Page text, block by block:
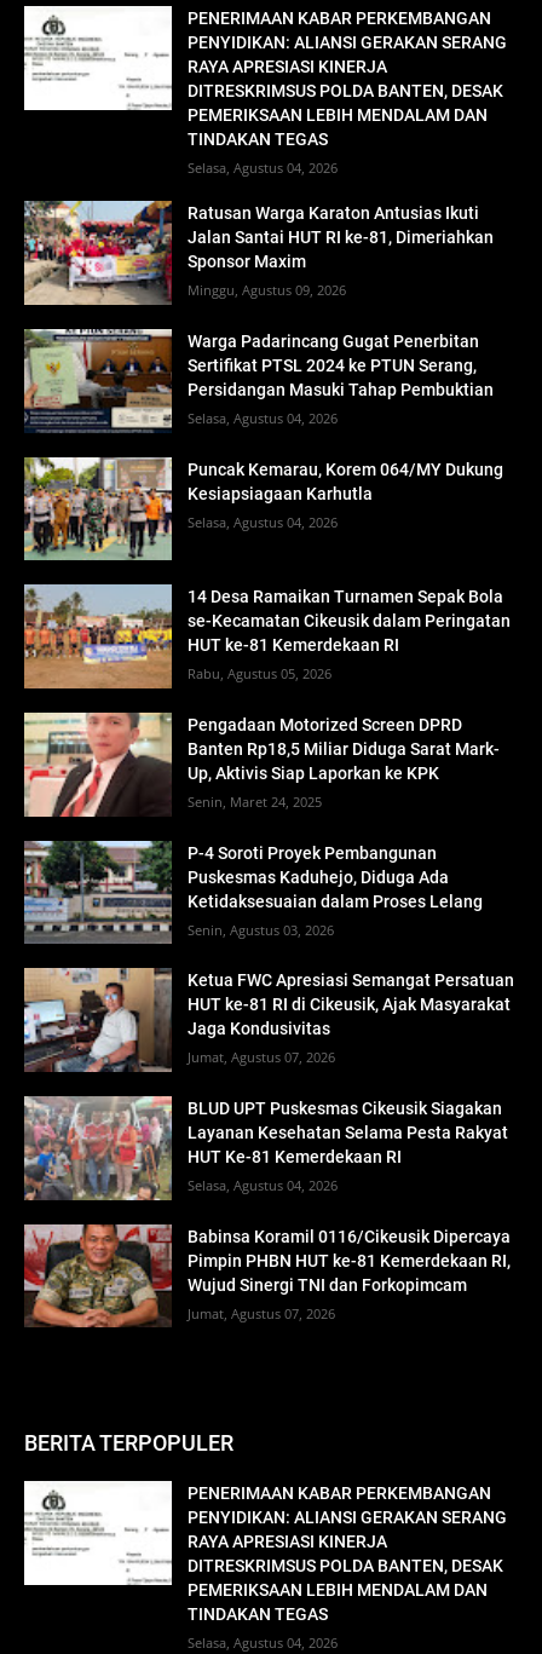
PENERIMAAN KABAR PERKEMBANGAN
PENYIDIKAN: ALIANSI GERAKAN SERANG
RAYA APRESIASI KINERJA
DITRESKRIMSUS POLDA BANTEN, DESAK
PEMERIKSAAN LEBIH MENDALAM DAN
TINDAKAN TEGAS
Selasa, Agustus 04, 2026
Ratusan Warga Karaton Antusias Ikuti
Jalan Santai HUT RI ke-81, Dimeriahkan
Sponsor Maxim
Minggu, Agustus 09, 2026
Warga Padarincang Gugat Penerbitan
Sertifikat PTSL 2024 ke PTUN Serang,
Persidangan Masuki Tahap Pembuktian
Selasa, Agustus 04, 2026
Puncak Kemarau, Korem 064/MY Dukung
Kesiapsiagaan Karhutla
Selasa, Agustus 04, 2026
14 Desa Ramaikan Turnamen Sepak Bola
se-Kecamatan Cikeusik dalam Peringatan
HUT ke-81 Kemerdekaan RI
Rabu, Agustus 05, 2026
Pengadaan Motorized Screen DPRD
Banten Rp18,5 Miliar Diduga Sarat Mark-
Up, Aktivis Siap Laporkan ke KPK
Senin, Maret 24, 2025
P-4 Soroti Proyek Pembangunan
Puskesmas Kaduhejo, Diduga Ada
Ketidaksesuaian dalam Proses Lelang
Senin, Agustus 03, 2026
Ketua FWC Apresiasi Semangat Persatuan
HUT ke-81 RI di Cikeusik, Ajak Masyarakat
Jaga Kondusivitas
Jumat, Agustus 07, 2026
BLUD UPT Puskesmas Cikeusik Siagakan
Layanan Kesehatan Selama Pesta Rakyat
HUT Ke-81 Kemerdekaan RI
Selasa, Agustus 04, 2026
Babinsa Koramil 0116/Cikeusik Dipercaya
Pimpin PHBN HUT ke-81 Kemerdekaan RI,
Wujud Sinergi TNI dan Forkopimcam
Jumat, Agustus 07, 2026
BERITA TERPOPULER
PENERIMAAN KABAR PERKEMBANGAN
PENYIDIKAN: ALIANSI GERAKAN SERANG
RAYA APRESIASI KINERJA
DITRESKRIMSUS POLDA BANTEN, DESAK
PEMERIKSAAN LEBIH MENDALAM DAN
TINDAKAN TEGAS
Selasa, Agustus 04, 2026